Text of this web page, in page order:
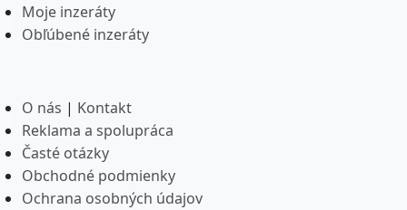
Moje inzeráty
Obľúbené inzeráty
O nás | Kontakt
Reklama a spolupráca
Časté otázky
Obchodné podmienky
Ochrana osobných údajov